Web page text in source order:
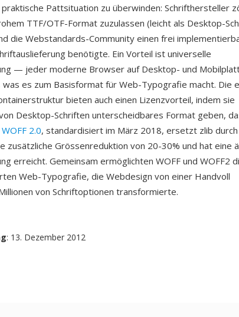
praktische Pattsituation zu überwinden: Schrifthersteller
TTF/OTF-Format zuzulassen (leicht als Desktop-
die Webstandards-Community einen frei
benötigte. Ein Vorteil ist universelle
— jeder moderne Browser auf Desktop- und
was es zum Basisformat für Web-Typografie macht. Die
bieten auch einen Lizenzvorteil, indem sie
Desktop-Schriften unterscheidbares Format geben,
WOFF 2.0, standardisiert im März 2018, ersetzt zlib
zusätzliche Grössenreduktion von 20-30% und hat eine
erreicht. Gemeinsam ermöglichten WOFF und WOFF2
Web-Typografie, die Webdesign von einer Handvoll
von Schriftoptionen transformierte.
: 13. Dezember 2012